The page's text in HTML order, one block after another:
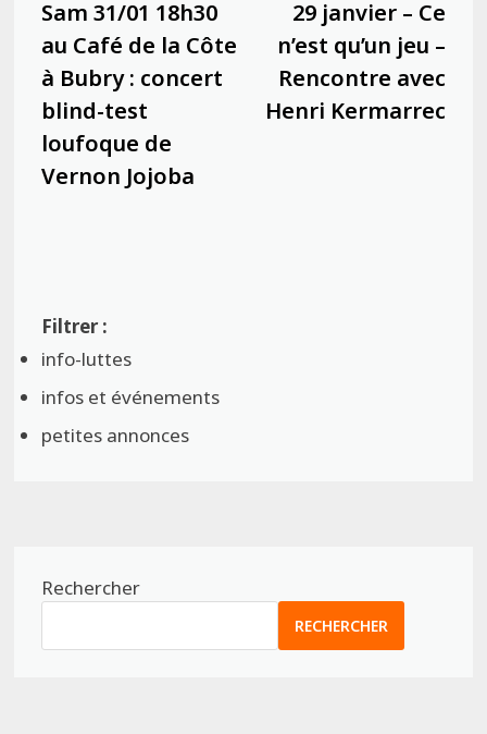
l’article
précédente :
Sam 31/01 18h30
au Café de la Côte
à Bubry : concert
blind-test
loufoque de
Vernon Jojoba
29 janvier – Ce
n’est qu’un jeu –
Rencontre avec
Henri Kermarrec
info-luttes
infos et événements
petites annonces
Rechercher
RECHERCHER